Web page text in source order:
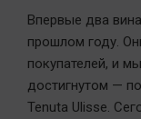
Впервые два
прошлом году.
покупателей, и
достигнутом —
Tenuta Ulisse.